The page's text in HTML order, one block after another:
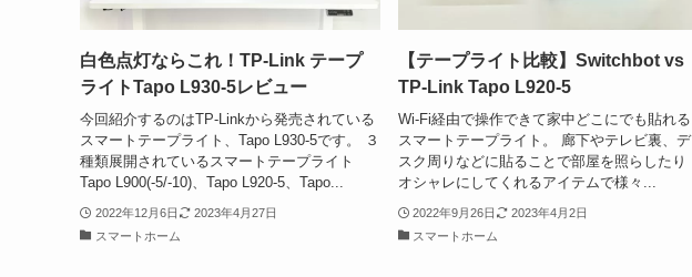
白色点灯ならこれ！TP-Link テープ
ライトTapo L930-5レビュー
今回紹介するのはTP-Linkから発売されている
スマートテープライト、Tapo L930-5です。 ３
種類展開されているスマートテープライト
Tapo L900(-5/-10)、Tapo L920-5、Tapo...
2022年12月6日
2023年4月27日
スマートホーム
【テープライト比較】Switchbot vs
TP-Link Tapo L920-5
Wi-Fi経由で操作できて家中どこにでも貼れる
スマートテープライト。 廊下やテレビ裏、デ
スク周りなどに貼ることで部屋を照らしたり
オシャレにしてくれるアイテムで様々...
2022年9月26日
2023年4月2日
スマートホーム